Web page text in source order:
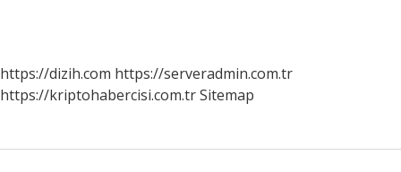
https://dizih.com https://serveradmin.com.tr
https://kriptohabercisi.com.trSitemap